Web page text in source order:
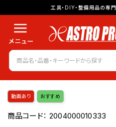
工具・DIY・整備用品の専
動画あり おすすめ
商品コード：2004000010333